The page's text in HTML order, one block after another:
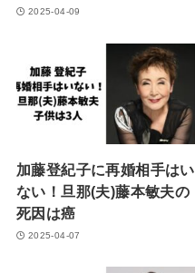
2025-04-09
加藤登紀子に再婚相手はい
ない！旦那(夫)藤本敏夫の
死因は癌
2025-04-07